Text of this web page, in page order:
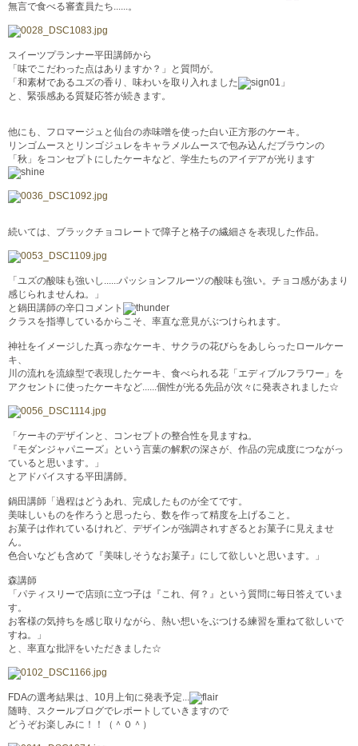
無言で食べる審査員たち......。
スイーツプランナー平田講師から
「味でこだわった点はありますか？」と質問が。
「和素材であるユズの香り、味わいを取り入れました
」
と、緊張感ある質疑応答が続きます。
他にも、フロマージュと仙台の赤味噌を使った白い正方形のケーキ。
リンゴムースとリンゴジュレをキャラメルムースで包み込んだブラウンの
「秋」をコンセプトにしたケーキなど、学生たちのアイデアが光ります
続いては、ブラックチョコレートで障子と格子の繊細さを表現した作品。
「ユズの酸味も強いし......パッションフルーツの酸味も強い。チョコ感があまり
感じられませんね。」
と鍋田講師の辛口コメント
クラスを指導しているからこそ、率直な意見がぶつけられます。
神社をイメージした真っ赤なケーキ、サクラの花びらをあしらったロールケー
キ、
川の流れを流線型で表現したケーキ、食べられる花「エディブルフラワー」を
アクセントに使ったケーキなど......個性が光る先品が次々に発表されました☆
「ケーキのデザインと、コンセプトの整合性を見ますね。
『モダンジャパニーズ』という言葉の解釈の深さが、作品の完成度につながっ
ていると思います。」
とアドバイスする平田講師。
鍋田講師「過程はどうあれ、完成したものが全てです。
美味しいものを作ろうと思ったら、数を作って精度を上げること。
お菓子は作れているけれど、デザインが強調されすぎるとお菓子に見えませ
ん。
色合いなども含めて『美味しそうなお菓子』にして欲しいと思います。」
森講師
「パティスリーで店頭に立つ子は『これ、何？』という質問に毎日答えていま
す。
お客様の気持ちを感じ取りながら、熱い想いをぶつける練習を重ねて欲しいで
すね。」
と、率直な批評をいただきました☆
FDAの選考結果は、10月上旬に発表予定...
随時、スクールブログでレポートしていきますので
どうぞお楽しみに！！（＾０＾）